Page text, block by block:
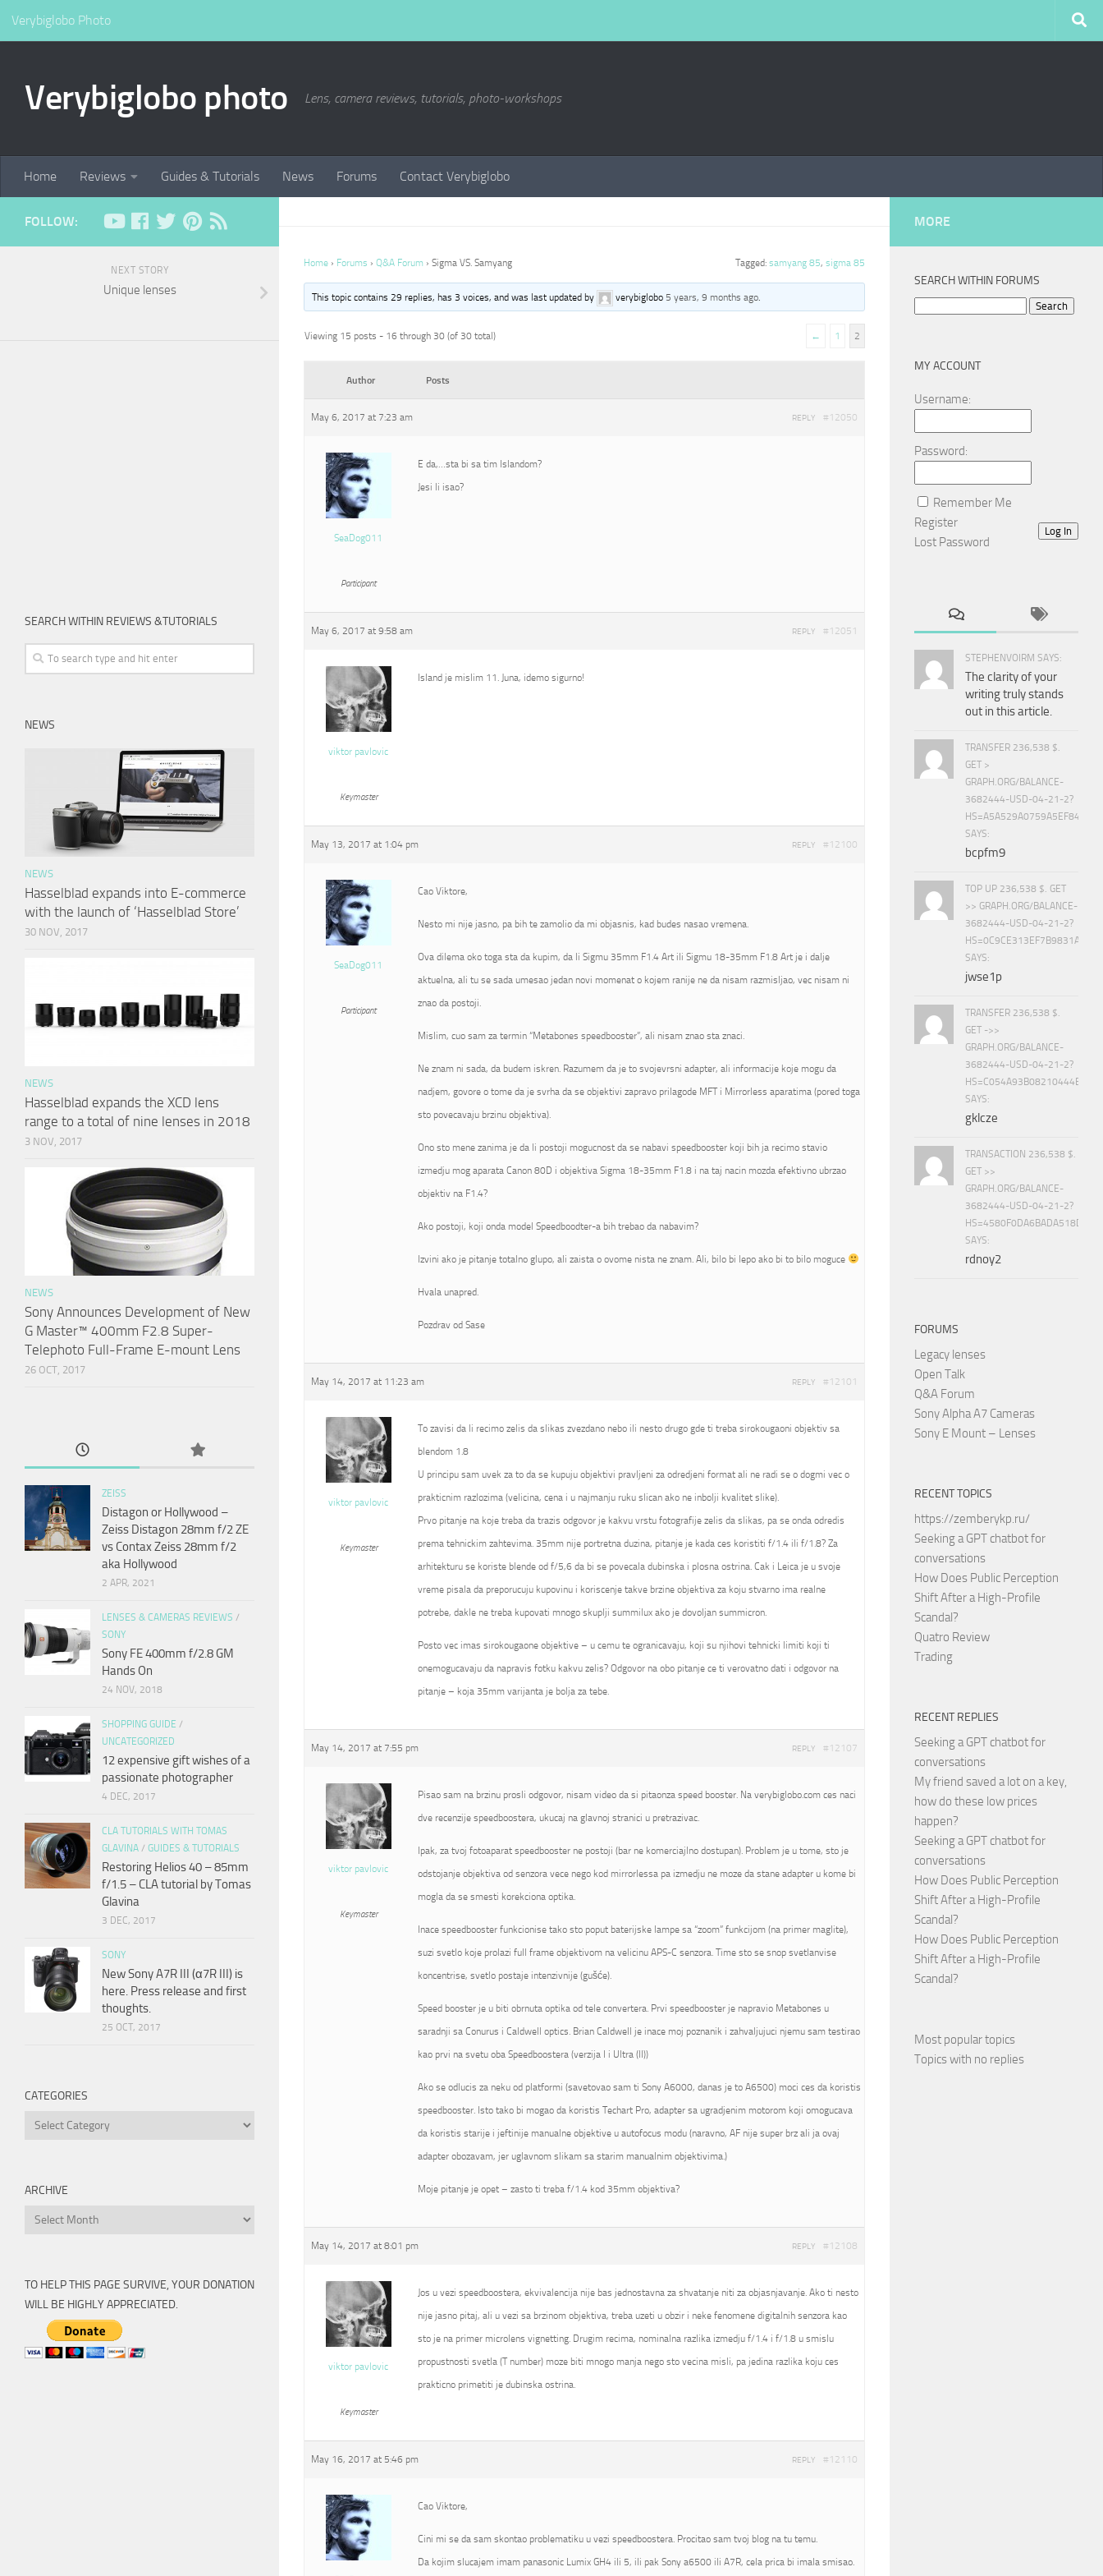
Verybiglobo Photo
Verybiglobo photo Lens, camera reviews, tutorials, photo-workshops
Home Reviews Guides & Tutorials News Forums Contact Verybiglobo
Home › Forums › Q&A Forum › Sigma VS. Samyang Tagged: samyang 85, sigma 85
This topic contains 29 replies, has 3 voices, and was last updated by verybiglobo 5 years, 9 months ago.
Viewing 15 posts - 16 through 30 (of 30 total) ← 1 2
Author Posts
May 6, 2017 at 7:23 am #12050
REPLY
SeaDog011
Participant
E da,…sta bi sa tim Islandom?
Jesi li isao?
May 6, 2017 at 9:58 am #12051
REPLY
viktor pavlovic
Keymaster
Island je mislim 11. Juna, idemo sigurno!
May 13, 2017 at 1:04 pm #12100
REPLY
SeaDog011
Participant
Cao Viktore,
Nesto mi nije jasno, pa bih te zamolio da mi objasnis, kad budes nasao vremena.
Ova dilema oko toga sta da kupim, da li Sigmu 35mm F1.4 Art ili Sigmu 18-35mm F1.8 Art je i dalje
aktuelna, ali tu se sada umesao jedan novi momenat o kojem ranije ne da nisam razmisljao, vec nisam ni
znao da postoji.
Mislim, cuo sam za termin “Metabones speedbooster”, ali nisam znao sta znaci.
Ne znam ni sada, da budem iskren. Razumem da je to svojevrsni adapter, ali informacije koje mogu da
nadjem, govore o tome da je svrha da se objektivi zapravo prilagode MFT i Mirrorless aparatima (pored toga
sto povecavaju brzinu objektiva).
Ono sto mene zanima je da li postoji mogucnost da se nabavi speedbooster koji bih ja recimo stavio
izmedju mog aparata Canon 80D i objektiva Sigma 18-35mm F1.8 i na taj nacin mozda efektivno ubrzao
objektiv na F1.4?
Ako postoji, koji onda model Speedboodter-a bih trebao da nabavim?
Izvini ako je pitanje totalno glupo, ali zaista o ovome nista ne znam. Ali, bilo bi lepo ako bi to bilo moguce
Hvala unapred.
Pozdrav od Sase
May 14, 2017 at 11:23 am #12101
REPLY
viktor pavlovic
Keymaster
To zavisi da li recimo zelis da slikas zvezdano nebo ili nesto drugo gde ti treba sirokougaoni objektiv sa
blendom 1.8
U principu sam uvek za to da se kupuju objektivi pravljeni za odredjeni format ali ne radi se o dogmi vec o
prakticnim razlozima (velicina, cena i u najmanju ruku slican ako ne inbolji kvalitet slike).
Prvo pitanje na koje treba da trazis odgovor je kakvu vrstu fotografije zelis da slikas, pa se onda odredis
prema tehnickim zahtevima. 35mm nije portretna duzina, pitanje je kada ces koristiti f/1.4 ili f/1.8? Za
arhitekturu se koriste blende od f/5,6 da bi se povecala dubinska i plosna ostrina. Cak i Leica je u svoje
vreme pisala da preporucuju kupovinu i koriscenje takve brzine objektiva za koju stvarno ima realne
potrebe, dakle ne treba kupovati mnogo skuplji summilux ako je dovoljan summicron.
Posto vec imas sirokougaone objektive – u cemu te ogranicavaju, koji su njihovi tehnicki limiti koji ti
onemogucavaju da napravis fotku kakvu zelis? Odgovor na obo pitanje ce ti verovatno dati i odgovor na
pitanje – koja 35mm varijanta je bolja za tebe.
May 14, 2017 at 7:55 pm #12107
REPLY
viktor pavlovic
Keymaster
Pisao sam na brzinu prosli odgovor, nisam video da si pitaonza speed booster. Na verybiglobo.com ces naci
dve recenzije speedboostera, ukucaj na glavnoj stranici u pretrazivac.
Ipak, za tvoj fotoaparat speedbooster ne postoji (bar ne komerciajlno dostupan). Problem je u tome, sto je
odstojanje objektiva od senzora vece nego kod mirrorlessa pa izmedju ne moze da stane adapter u kome bi
mogla da se smesti korekciona optika.
Inace speedbooster funkcionise tako sto poput baterijske lampe sa “zoom” funkcijom (na primer maglite),
suzi svetlo koje prolazi full frame objektivom na velicinu APS-C senzora. Time sto se snop svetlanvise
koncentrise, svetlo postaje intenzivnije (gušće).
Speed booster je u biti obrnuta optika od tele convertera. Prvi speedbooster je napravio Metabones u
saradnji sa Conurus i Caldwell optics. Brian Caldwell je inace moj poznanik i zahvaljujuci njemu sam testirao
kao prvi na svetu oba Speedboostera (verzija I i Ultra (II))
Ako se odlucis za neku od platformi (savetovao sam ti Sony A6000, danas je to A6500) moci ces da koristis
speedbooster. Isto tako bi mogao da koristis Techart Pro, adapter sa ugradjenim motorom koji omogucava
da koristis starije i jeftinije manualne objektive u autofocus modu (naravno, AF nije super brz ali ja ovaj
adapter obozavam, jer uglavnom slikam sa starim manualnim objektivima.)
Moje pitanje je opet – zasto ti treba f/1.4 kod 35mm objektiva?
May 14, 2017 at 8:01 pm #12108
REPLY
viktor pavlovic
Keymaster
Jos u vezi speedboostera, ekvivalencija nije bas jednostavna za shvatanje niti za objasnjavanje. Ako ti nesto
nije jasno pitaj, ali u vezi sa brzinom objektiva, treba uzeti u obzir i neke fenomene digitalnih senzora kao
sto je na primer microlens vignetting. Drugim recima, nominalna razlika izmedju f/1.4 i f/1.8 u smislu
propustnosti svetla (T number) moze biti mnogo manja nego sto vecina misli, pa jedina razlika koju ces
prakticno primetiti je dubinska ostrina.
May 16, 2017 at 5:46 pm #12110
REPLY
Cao Viktore,
Cini mi se da sam skontao problematiku u vezi speedboostera. Procitao sam tvoj blog na tu temu.
Da kojim slucajem imam panasonic Lumix GH4 ili 5, ili pak Sony a6500 ili A7R, cela prica bi imala smisao.
FOLLOW:
NEXT STORY
Unique lenses
SEARCH WITHIN REVIEWS &TUTORIALS
NEWS
NEWS
Hasselblad expands into E-commerce
with the launch of ‘Hasselblad Store’
30 NOV, 2017
NEWS
Hasselblad expands the XCD lens
range to a total of nine lenses in 2018
3 NOV, 2017
NEWS
Sony Announces Development of New
G Master™ 400mm F2.8 Super-
Telephoto Full-Frame E-mount Lens
26 OCT, 2017
ZEISS
Distagon or Hollywood –
Zeiss Distagon 28mm f/2 ZE
vs Contax Zeiss 28mm f/2
aka Hollywood
2 APR, 2021
LENSES & CAMERAS REVIEWS /
SONY
Sony FE 400mm f/2.8 GM
Hands On
24 NOV, 2018
SHOPPING GUIDE /
UNCATEGORIZED
12 expensive gift wishes of a
passionate photographer
4 DEC, 2017
CLA TUTORIALS WITH TOMAS
GLAVINA / GUIDES & TUTORIALS
Restoring Helios 40 – 85mm
f/1.5 – CLA tutorial by Tomas
Glavina
3 DEC, 2017
SONY
New Sony A7R III (α7R III) is
here. Press release and first
thoughts.
25 OCT, 2017
CATEGORIES
Categories
ARCHIVE
Archive
TO HELP THIS PAGE SURVIVE, YOUR DONATION
WILL BE HIGHLY APPRECIATED.
MORE
SEARCH WITHIN FORUMS
MY ACCOUNT
Username:
Password:
Remember Me
Log In
Register
Lost Password
STEPHENVOIRM SAYS:
The clarity of your
writing truly stands
out in this article.
TRANSFER 236,538 $.
GET >
GRAPH.ORG/BALANCE-
3682444-USD-04-21-2?
SAYS:
bcpfm9
TOP UP 236,538 $. GET
>> GRAPH.ORG/BALANCE-
3682444-USD-04-21-2?
SAYS:
jwse1p
TRANSFER 236,538 $.
GET ->>
GRAPH.ORG/BALANCE-
3682444-USD-04-21-2?
SAYS:
gklcze
TRANSACTION 236,538 $.
GET >>
GRAPH.ORG/BALANCE-
3682444-USD-04-21-2?
SAYS:
rdnoy2
FORUMS
Legacy lenses
Open Talk
Q&A Forum
Sony Alpha A7 Cameras
Sony E Mount – Lenses
RECENT TOPICS
https://zemberykp.ru/
Seeking a GPT chatbot for
conversations
How Does Public Perception
Shift After a High-Profile
Scandal?
Quatro Review
Trading
RECENT REPLIES
Seeking a GPT chatbot for
conversations
My friend saved a lot on a key,
how do these low prices
happen?
Seeking a GPT chatbot for
conversations
How Does Public Perception
Shift After a High-Profile
Scandal?
How Does Public Perception
Shift After a High-Profile
Scandal?
Most popular topics
Topics with no replies